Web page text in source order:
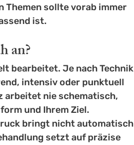
sollte vorab immer
ist.
an?
bearbeitet. Je nach Technik
intensiv oder punktuell
arbeitet nie schematisch,
und Ihrem Ziel.
bringt nicht automatisch
setzt auf präzise